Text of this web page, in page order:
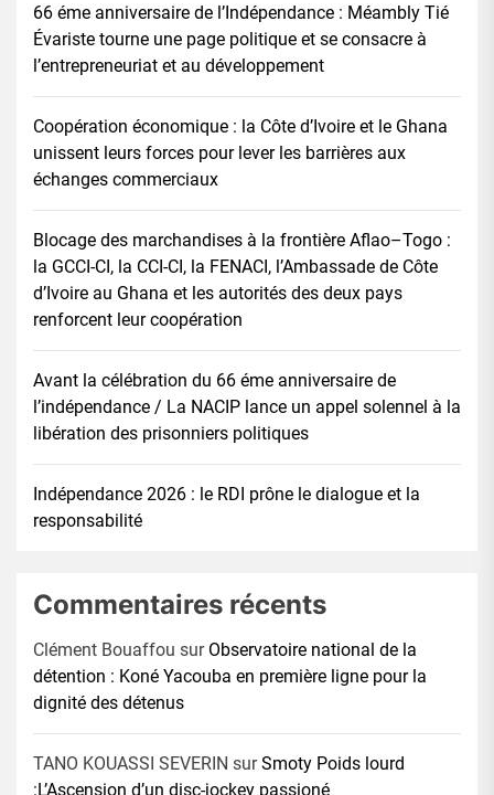
66 éme anniversaire de l’Indépendance : Méambly Tié
Évariste tourne une page politique et se consacre à
l’entrepreneuriat et au développement
Coopération économique : la Côte d’Ivoire et le Ghana
unissent leurs forces pour lever les barrières aux
échanges commerciaux
Blocage des marchandises à la frontière Aflao–Togo :
la GCCI-CI, la CCI-CI, la FENACI, l’Ambassade de Côte
d’Ivoire au Ghana et les autorités des deux pays
renforcent leur coopération
Avant la célébration du 66 éme anniversaire de
l’indépendance / La NACIP lance un appel solennel à la
libération des prisonniers politiques
Indépendance 2026 : le RDI prône le dialogue et la
responsabilité
Commentaires récents
Clément Bouaffou sur Observatoire national de la
détention : Koné Yacouba en première ligne pour la
dignité des détenus
TANO KOUASSI SEVERIN surSmoty Poids lourd
:L’Ascension d’un disc-jockey passioné